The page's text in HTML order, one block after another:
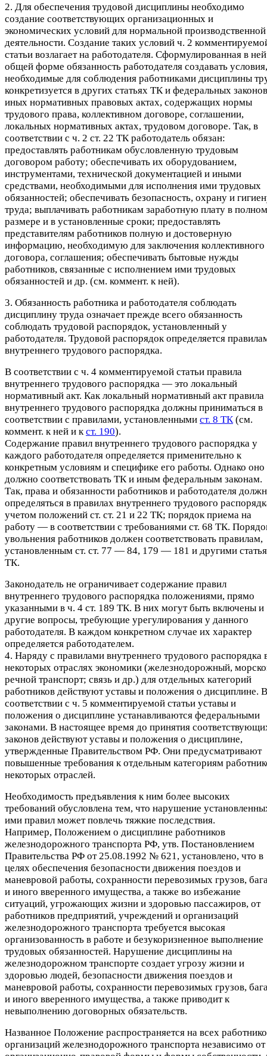
2. Для обеспечения трудовой дисциплины необходимо
создание соответствующих организационных и
экономических условий для нормальной производственной
деятельности. Создание таких условий ч. 2
статьи возлагает на работодателя. Сформулированная в
общей форме обязанность работодателя создавать условия,
необходимые для соблюдения работниками дисциплины
конкретизуется в других статьях ТК и федеральных
иных нормативных правовых актах, содержащих нормы
трудового права, коллективном договоре, соглашении,
локальных нормативных актах, трудовом договоре. Так, в
соответствии с ч. 2 ст. 22 ТК работодатель обязан:
предоставлять работникам обусловленную трудовым
договором работу; обеспечивать их оборудованием,
инструментами, технической документацией и иными
средствами, необходимыми для исполнения ими трудовых
обязанностей; обеспечивать безопасность, охрану и
труда; выплачивать работникам заработную плату в полном
размере и в установленные сроки; предоставлять
представителям работников полную и достоверную
информацию, необходимую для заключения коллективного
договора, соглашения; обеспечивать бытовые нужды
работников, связанные с исполнением ими трудовых
обязанностей и др. (см. коммент. к ней).
3. Обязанность работника и работодателя соблюдать
дисциплину труда означает прежде всего обязанность
соблюдать трудовой распорядок, установленный у
работодателя. Трудовой распорядок определяется
внутреннего трудового распорядка.
В соответствии с ч. 4 комментируемой статьи правила
внутреннего трудового распорядка — это локальный
нормативный акт. Как локальный нормативный акт правила
внутреннего трудового распорядка должны приниматься в
соответствии с правилами, установленными ст. 8 ТК (см.
коммент. к ней и к ст. 190).
Содержание правил внутреннего трудового распорядка у
каждого работодателя определяется применительно к
конкретным условиям и специфике его работы. Однако оно
должно соответствовать ТК и иным федеральным законам.
Так, права и обязанности работников и работодателя
определяться в правилах внутреннего трудового
учетом положений ст. ст. 21 и 22 ТК; порядок приема на
работу — в соответствии с требованиями ст. 68 ТК.
увольнения работников должен соответствовать правилам,
установленным ст. ст. 77 — 84, 179 — 181 и другими
ТК.
Законодатель не ограничивает содержание правил
внутреннего трудового распорядка положениями, прямо
указанными в ч. 4 ст. 189 ТК. В них могут быть включены и
другие вопросы, требующие урегулирования у данного
работодателя. В каждом конкретном случае их характер
определяется работодателем.
4. Наряду с правилами внутреннего трудового распорядка
некоторых отраслях экономики (железнодорожный,
речной транспорт; связь и др.) для отдельных категорий
работников действуют уставы и положения о дисциплине. В
соответствии с ч. 5 комментируемой статьи уставы и
положения о дисциплине устанавливаются федеральными
законами. В настоящее время до принятия
законов действуют уставы и положения о дисциплине,
утвержденные Правительством РФ. Они предусматривают
повышенные требования к отдельным категориям
некоторых отраслей.
Необходимость предъявления к ним более высоких
требований обусловлена тем, что нарушение
ими правил может повлечь тяжкие последствия.
Например, Положением о дисциплине работников
железнодорожного транспорта РФ, утв. Постановлением
Правительства РФ от 25.08.1992 № 621, установлено, что в
целях обеспечения безопасности движения поездов и
маневровой работы, сохранности перевозимых грузов,
и иного вверенного имущества, а также во избежание
ситуаций, угрожающих жизни и здоровью пассажиров, от
работников предприятий, учреждений и организаций
железнодорожного транспорта требуется высокая
организованность в работе и безукоризненное выполнение
трудовых обязанностей. Нарушение дисциплины на
железнодорожном транспорте создает угрозу жизни и
здоровью людей, безопасности движения поездов и
маневровой работы, сохранности перевозимых грузов,
и иного вверенного имущества, а также приводит к
невыполнению договорных обязательств.
Названное Положение распространяется на всех
организаций железнодорожного транспорта независимо